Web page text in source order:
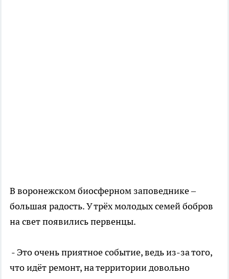
В воронежском биосферном заповеднике –
большая радость. У трёх молодых семей бобров
на свет появились первенцы.
- Это очень приятное событие, ведь из-за того,
что идёт ремонт, на территории довольно